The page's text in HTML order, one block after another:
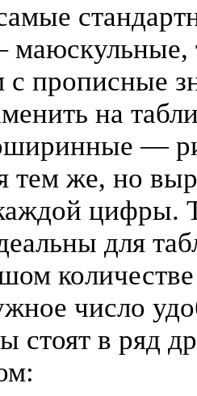
с прописные
на
—
тем же, но
цифры.
для
число
стоят в ряд